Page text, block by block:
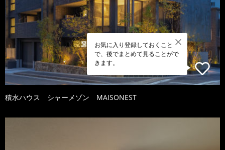
お気に入り登録しておくこと
で、後でまとめて見ることがで
きます。
積水ハウス シャーメゾン MAISONEST